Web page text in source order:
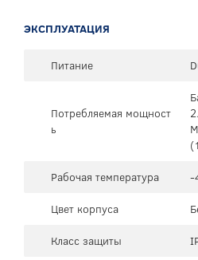
ЭКСПЛУАТАЦИЯ
Питание
Потребляемая мощност
ь
Рабочая температура
-
Цвет корпуса
Класс защиты